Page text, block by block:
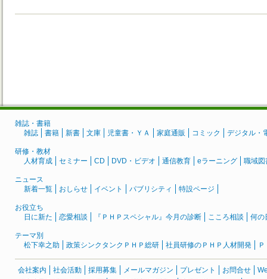
雑誌・書籍
雑誌
書籍 新書 文庫 児童書・ＹＡ 家庭通販 コミック デジタル・
研修・教材
人材育成
セミナー CD DVD・ビデオ 通信教育 eラーニング 職域図
ニュース
新着一覧
おしらせ イベント パブリシティ 特設ページ
お役立ち
日に新た
恋愛相談 『ＰＨＰスペシャル』今月の診断 こころ相談 何の
テーマ別
松下幸之助
政策シンクタンクＰＨＰ総研 社員研修のＰＨＰ人材開発
会社案内 社会活動 採用募集 メールマガジン プレゼント お問合せ